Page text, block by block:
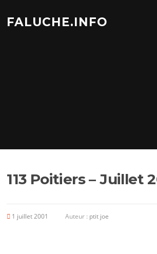
contenu
FALUCHE.INFO
113 Poitiers – Juillet
1 juillet 2001 Auteur : ptit joe